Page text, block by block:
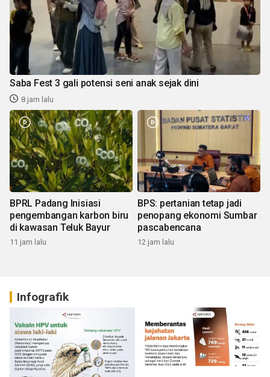
Saba Fest 3 gali potensi seni anak sejak dini
8 jam lalu
BPRL Padang Inisiasi
pengembangan karbon biru
di kawasan Teluk Bayur
11 jam lalu
BPS: pertanian tetap jadi
penopang ekonomi Sumbar
pascabencana
12 jam lalu
Infografik